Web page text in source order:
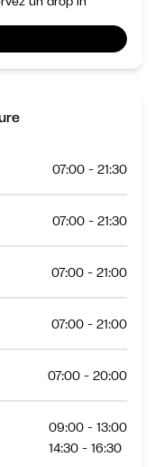
07:00 - 21:30
07:00 - 21:30
07:00 - 21:00
07:00 - 21:00
07:00 - 20:00
09:00 - 13:00
14:30 - 16:30